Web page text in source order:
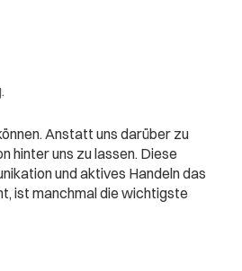
Anstatt uns darüber zu
hinter uns zu lassen. Diese
und aktives Handeln das
ist manchmal die wichtigste